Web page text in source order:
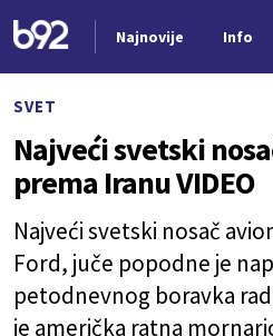
Najnovije Info
SVET
Najveći svetski
prema Iranu VIDEO
Najveći svetski nosač
Ford, juče popodne je
petodnevnog boravka
je američka ratna